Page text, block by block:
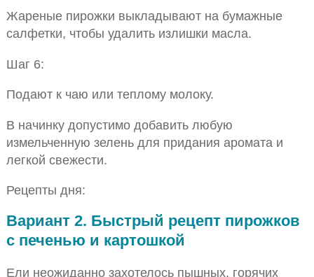
Жареные пирожки выкладывают на бумажные
салфетки, чтобы удалить излишки масла.
Шаг 6:
Подают к чаю или теплому молоку.
В начинку допустимо добавить любую
измельченную зелень для придания аромата и
легкой свежести.
Рецепты дня:
Вариант 2. Быстрый рецепт пирожков
с печенью и картошкой
Ели неожиданно захотелось пышных, горячих